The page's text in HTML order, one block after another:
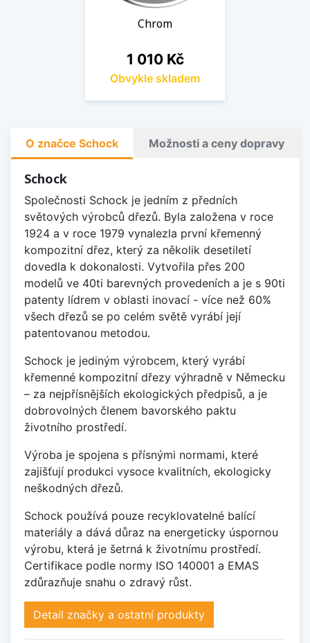
Chrom
Cena
1 010 Kč
Obvykle skladem
O značce Schock Možnosti a ceny dopravy
Schock
Společnosti Schock je jedním z předních
světových výrobců dřezů. Byla založena v roce
1924 a v roce 1979 vynalezla první křemenný
kompozitní dřez, který za několik desetiletí
dovedla k dokonalosti. Vytvořila přes 200
modelů ve 40ti barevných provedeních a je s 90ti
patenty lídrem v oblasti inovací - více než 60%
všech dřezů se po celém světě vyrábí její
patentovanou metodou.
Schock je jediným výrobcem, který vyrábí
křemenné kompozitní dřezy výhradně v Německu
– za nejpřísnějších ekologických předpisů, a je
dobrovolných členem bavorského paktu
životního prostředí.
Výroba je spojena s přísnými normami, které
zajišťují produkci vysoce kvalitních, ekologicky
neškodných dřezů.
Schock používá pouze recyklovatelné balící
materiály a dává důraz na energeticky úspornou
výrobu, která je šetrná k životnímu prostředí.
Certifikace podle normy ISO 140001 a EMAS
zdůrazňuje snahu o zdravý růst.
Detail značky a ostatní produkty